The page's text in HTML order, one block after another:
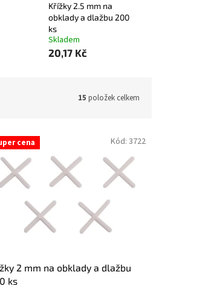
Křížky 2.5 mm na
obklady a dlažbu 200
ks
Skladem
20,17 Kč
15 položek celkem
cena
2 mm na obklady a dlažbu
ks
Kód: 3722